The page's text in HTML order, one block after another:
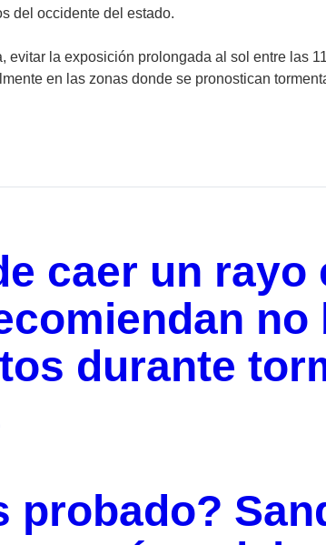
del occidente del estado.
la exposición prolongada al sol entre las
en las zonas donde se pronostican
caer un rayo
no
durante
probado?